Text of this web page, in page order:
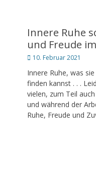
Innere Ruhe
und Freude
Posted
10. Februar 2021
Innere Ruhe, was
finden kannst . . .
vielen, zum Teil
und während der
Ruhe, Freude und